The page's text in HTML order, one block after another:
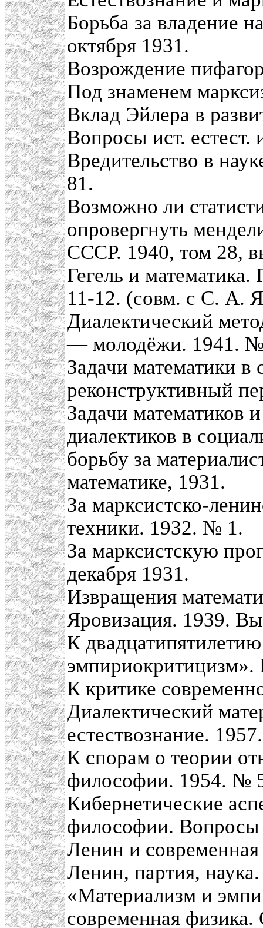
Борьба за владение
октября 1931.
Возрождение
Под знаменем
Вклад Эйлера в
Вопросы ист.
Вредительство в
81.
Возможно ли
опровергнуть
СССР. 1940, том 28,
Гегель и
11-12. (совм. с С. А.
Диалектический
— молодёжи. 1941.
Задачи математики в
реконструктивный
Задачи математиков
диалектиков в
борьбу за
математике, 1931.
За марксистско-
техники. 1932. № 1.
За марксистскую
декабря 1931.
Извращения
Яровизация. 1939.
К
К критике
Диалектический
естествознание. 1957.
К спорам о теории
философии. 1954. №
Кибернетические
философии.
Ленин и
Ленин, партия,
«Материализм и
современная